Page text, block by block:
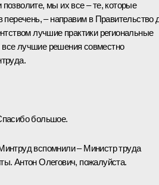
мы их все – те, которые
перечень, – направим в Правительство
лучшие практики региональные
лучшие решения совместно
большое.
вспомнили – Министр труда
Антон Олегович, пожалуйста.